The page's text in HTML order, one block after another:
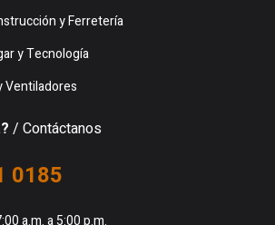
y Ferretería
y Tecnología
Ventiladores
/ Contáctanos
0185
a.m. a 5:00 p.m.